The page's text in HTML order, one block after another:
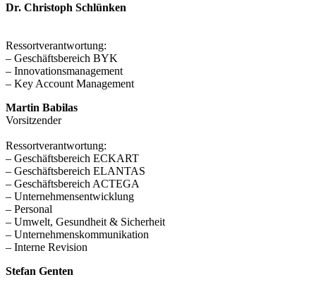
Dr. Christoph Schlünken
Ressortverantwortung:
– Geschäftsbereich BYK
– Innovationsmanagement
– Key Account Management
Martin Babilas
Vorsitzender
Ressortverantwortung:
– Geschäftsbereich ECKART
– Geschäftsbereich ELANTAS
– Geschäftsbereich ACTEGA
– Unternehmensentwicklung
– Personal
– Umwelt, Gesundheit & Sicherheit
– Unternehmenskommunikation
– Interne Revision
Stefan Genten